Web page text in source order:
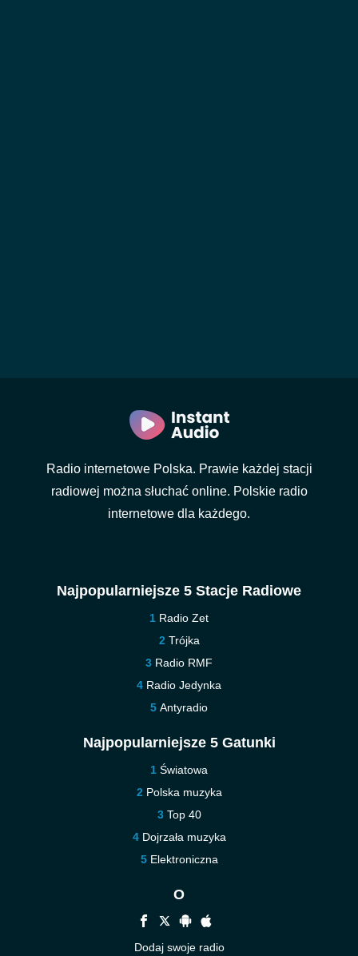
Radio internetowe Polska. Prawie każdej stacji
radiowej można słuchać online. Polskie radio
internetowe dla każdego.
Najpopularniejsze 5 Stacje Radiowe
Radio Zet
Trójka
Radio RMF
Radio Jedynka
Antyradio
Najpopularniejsze 5 Gatunki
Światowa
Polska muzyka
Top 40
Dojrzała muzyka
Elektroniczna
O
Dodaj swoje radio